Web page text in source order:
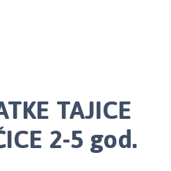
TAJICE
2-5 god.